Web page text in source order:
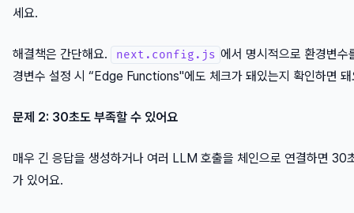
세요.
해결책은 간단해요. next.config.js 에서 명시적으로 환경변
경변수 설정 시 “Edge Functions"에도 체크가 돼있는지 확인하면 돼
문제 2: 30초도 부족할 수 있어요
매우 긴 응답을 생성하거나 여러 LLM 호출을 체인으로 연결하면 30
가 있어요.